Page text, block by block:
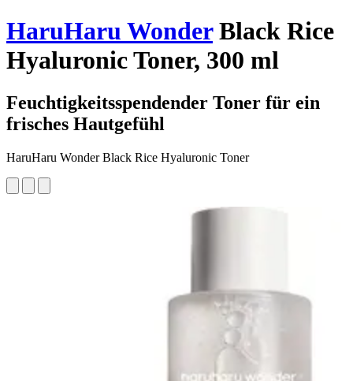
HaruHaru WonderBlack Rice
Hyaluronic Toner, 300 ml
Feuchtigkeitsspendender Toner für ein
frisches Hautgefühl
HaruHaru Wonder Black Rice Hyaluronic Toner